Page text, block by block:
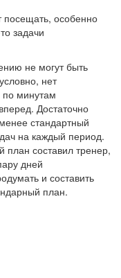
особенно
задачи
не могут быть
нет
по минутам
Достаточно
стандартный
на каждый период.
план составил тренер,
дней
и составить
план.